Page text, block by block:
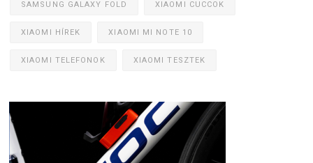
SAMSUNG GALAXY FOLD XIAOMI CUCCOK
XIAOMI HÍREK XIAOMI MI NOTE 10
XIAOMI TELEFONOK XIAOMI TESZTEK